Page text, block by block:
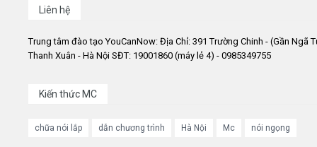
Liên hệ
Trung tâm đào tạo YouCanNow: Địa Chỉ: 391 Trường Chinh - (Gần Ngã
Thanh Xuân - Hà Nội SĐT: 19001860 (máy lẻ 4) - 0985349755
Kiến thức MC
chữa nói lắp dẫn chương trình Hà Nội Mc nói ngọng